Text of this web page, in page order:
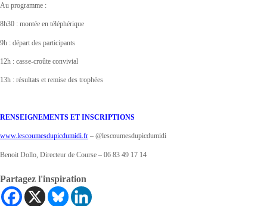
Au programme :
8h30 : montée en téléphérique
9h : départ des participants
12h : casse-croûte convivial
13h : résultats et remise des trophées
RENSEIGNEMENTS ET INSCRIPTIONS
www.lescoumesdupicdumidi.fr – @lescoumesdupicdumidi
Benoit Dollo, Directeur de Course – 06 83 49 17 14
Partagez l'inspiration